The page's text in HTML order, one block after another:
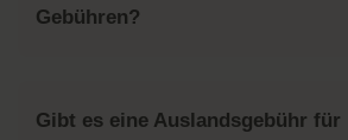
Gebühren?
Gibt es eine Auslandsgebühr für